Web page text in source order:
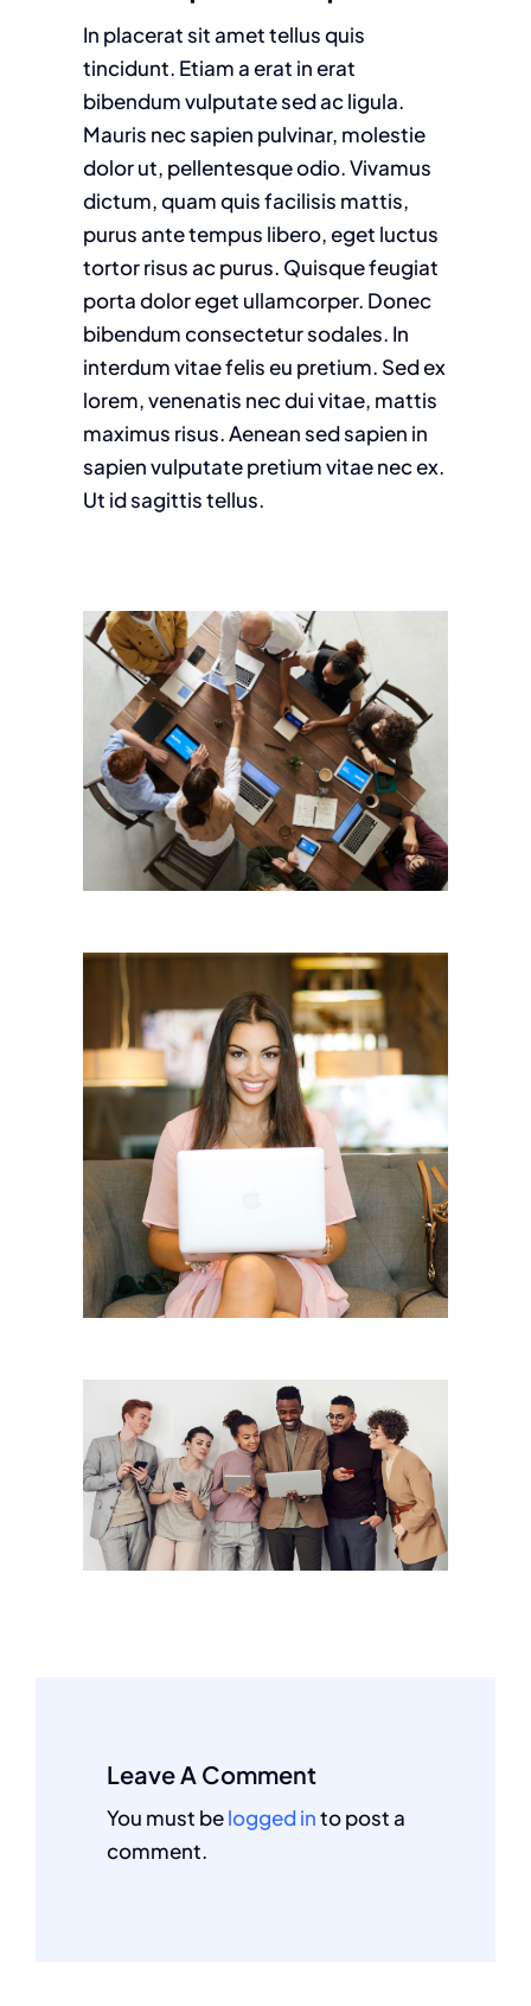
In placerat sit amet tellus quis
tincidunt. Etiam a erat in erat
bibendum vulputate sed ac ligula.
Mauris nec sapien pulvinar, molestie
dolor ut, pellentesque odio. Vivamus
dictum, quam quis facilisis mattis,
purus ante tempus libero, eget luctus
tortor risus ac purus. Quisque feugiat
porta dolor eget ullamcorper. Donec
bibendum consectetur sodales. In
interdum vitae felis eu pretium. Sed ex
lorem, venenatis nec dui vitae, mattis
maximus risus. Aenean sed sapien in
sapien vulputate pretium vitae nec ex.
Ut id sagittis tellus.
Leave A Comment
You must belogged into post a
comment.